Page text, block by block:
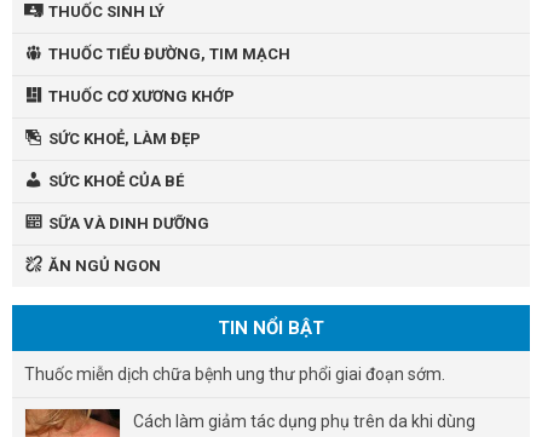
THUỐC SINH LÝ
THUỐC TIỂU ĐƯỜNG, TIM MẠCH
THUỐC CƠ XƯƠNG KHỚP
SỨC KHOẺ, LÀM ĐẸP
SỨC KHOẺ CỦA BÉ
SỮA VÀ DINH DƯỠNG
ĂN NGỦ NGON
TIN NỔI BẬT
Thuốc miễn dịch chữa bệnh ung thư phổi giai đoạn sớm.
Cách làm giảm tác dụng phụ trên da khi dùng